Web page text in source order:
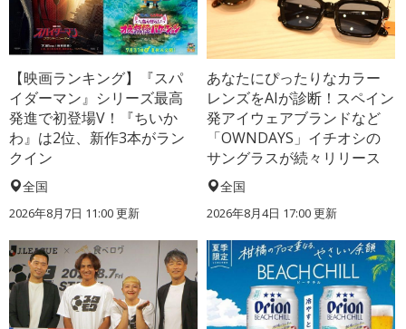
【映画ランキング】『スパ
イダーマン』シリーズ最高
発進で初登場V！『ちいか
わ』は2位、新作3本がラン
クイン
全国
2026年8月7日 11:00更新
あなたにぴったりなカラー
レンズをAIが診断！スペイン
発アイウェアブランドなど
「OWNDAYS」イチオシの
サングラスが続々リリース
全国
2026年8月4日 17:00更新